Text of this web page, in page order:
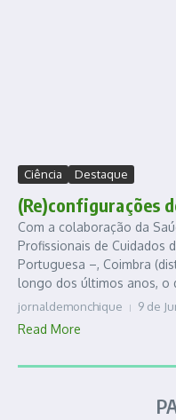
Ciência Destaque
(Re)configurações
Com a colaboração da
Profissionais de Cuidados
Portuguesa –, Coimbra
longo dos últimos anos, o
jornaldemonchique 9 de
Read More